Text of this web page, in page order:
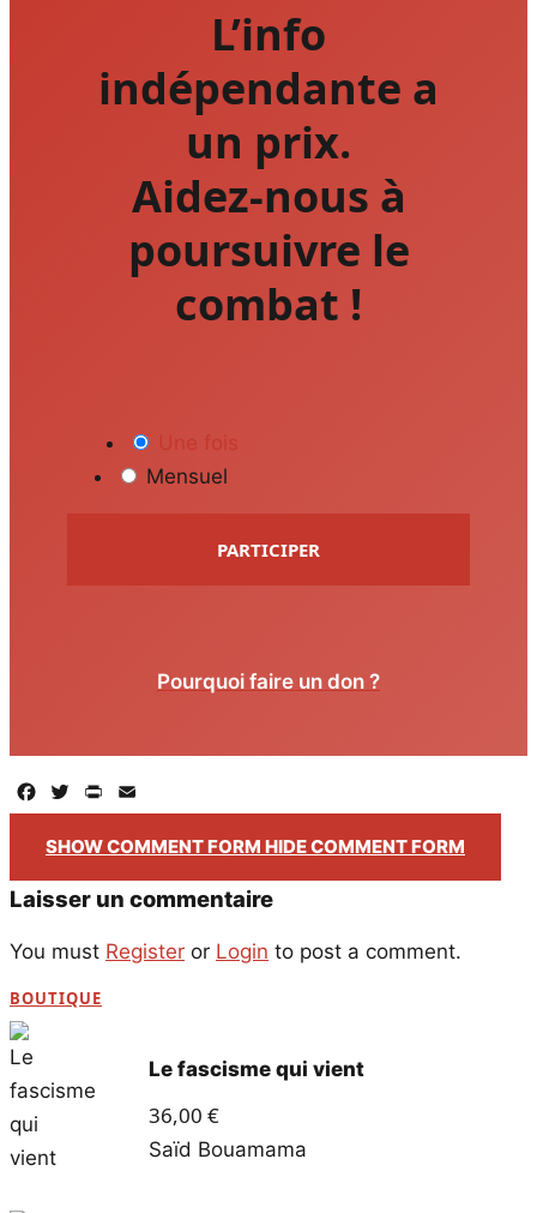
L’info
indépendante a
un prix.
Aidez-nous à
poursuivre le
combat !
Mensuel
PARTICIPER
Pourquoi faire un don ?
Facebook
TwitterPrintFriendly
SHOW COMMENT FORM HIDE COMMENT FORM
Laisser un commentaire
You must Register or Login to post a comment.
BOUTIQUE
Le fascisme qui vient
36,00 €
Saïd Bouamama